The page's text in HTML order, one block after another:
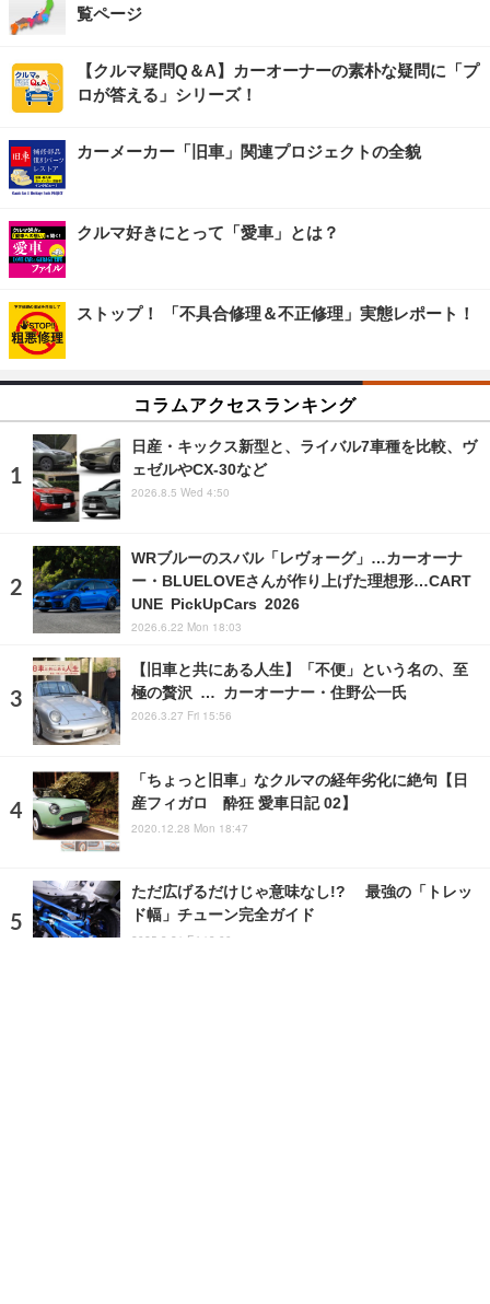
覧ページ
【クルマ疑問Q＆A】カーオーナーの素朴な疑問に「プ
ロが答える」シリーズ！
カーメーカー「旧車」関連プロジェクトの全貌
クルマ好きにとって「愛車」とは？
ストップ！ 「不具合修理＆不正修理」実態レポート！
コラムアクセスランキング
日産・キックス新型と、ライバル7車種を比較、ヴ
ェゼルやCX-30など
2026.8.5 Wed 4:50
WRブルーのスバル「レヴォーグ」…カーオーナ
ー・BLUELOVEさんが作り上げた理想形…CART
UNE PickUpCars 2026
2026.6.22 Mon 18:03
【旧車と共にある人生】「不便」という名の、至
極の贅沢 … カーオーナー・住野公一氏
2026.3.27 Fri 15:56
「ちょっと旧車」なクルマの経年劣化に絶句【日
産フィガロ 酔狂 愛車日記 02】
2020.12.28 Mon 18:47
ただ広げるだけじゃ意味なし!? 最強の「トレッ
ド幅」チューン完全ガイド
2025.3.21 Fri 13:00